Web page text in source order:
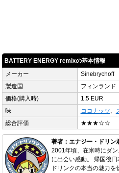
BATTERY ENERGY remixの基本情報
メーカー
Sinebrychoff
製造国
フィンランド
価格(購入時)
1.5 EUR
味
ココナッツ、
総合評価
★★★☆☆
著者：エナジー・ドリン
2001年頃、在米時にダ
に出会い感動。 帰国後
ドリンクの本当の魅力